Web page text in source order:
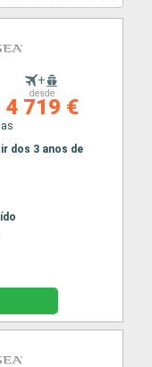
+
desde
4 719 €
dos 3 anos de